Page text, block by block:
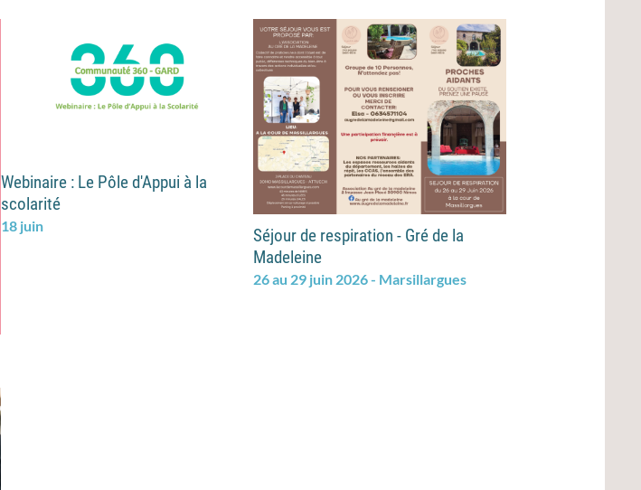
Webinaire : Le Pôle d'Appui à la
scolarité
18 juin
Séjour de respiration - Gré de la
Madeleine
26 au 29 juin 2026 - Marsillargues